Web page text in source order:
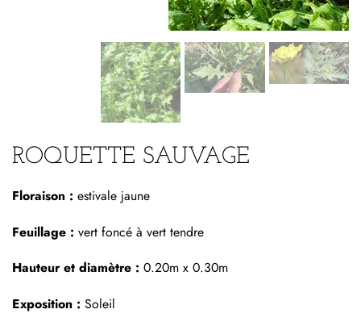
ROQUETTE SAUVAGE
Floraison : estivale jaune
Feuillage : vert foncé à vert tendre
Hauteur et diamètre : 0.20m x 0.30m
Exposition : Soleil